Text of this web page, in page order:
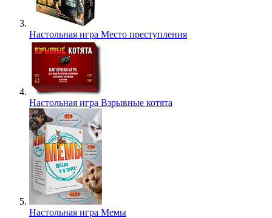
Настольная игра Место преступления
Настольная игра Взрывные котята
Настольная игра Мемы